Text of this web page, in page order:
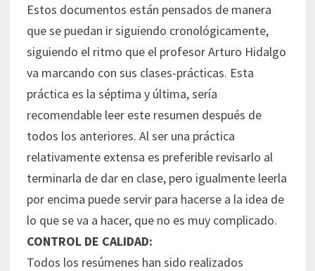
Estos documentos están pensados de manera
que se puedan ir siguiendo cronológicamente,
siguiendo el ritmo que el profesor Arturo Hidalgo
va marcando con sus clases-prácticas. Esta
práctica es la séptima y última, sería
recomendable leer este resumen después de
todos los anteriores. Al ser una práctica
relativamente extensa es preferible revisarlo al
terminarla de dar en clase, pero igualmente leerla
por encima puede servir para hacerse a la idea de
lo que se va a hacer, que no es muy complicado.
CONTROL DE CALIDAD:
Todos los resúmenes han sido realizados